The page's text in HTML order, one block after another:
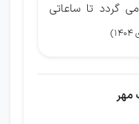
گردد تا ساعاتی
مهر